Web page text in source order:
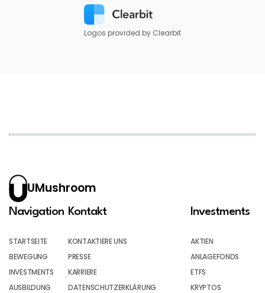
Logos provided by Clearbit
UMushroom
Navigation
STARTSEITE
BEWEGUNG
INVESTMENTS
AUSBILDUNG
Kontakt
KONTAKTIERE UNS
PRESSE
KARRIERE
DATENSCHUTZERKLÄRUNG
Investments
AKTIEN
ANLAGEFONDS
ETFS
KRYPTOS